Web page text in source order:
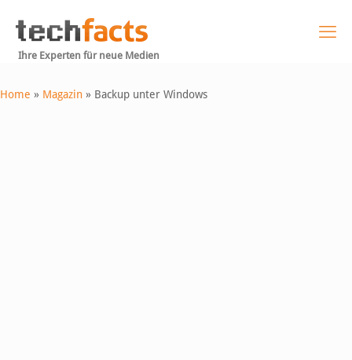
Ihre Experten für neue Medien
Home » Magazin » Backup unter Windows